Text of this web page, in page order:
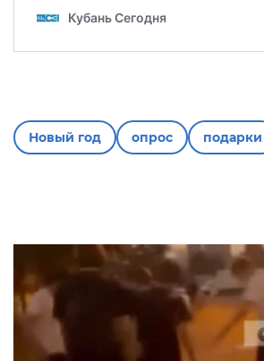
Новый год опрос подарки